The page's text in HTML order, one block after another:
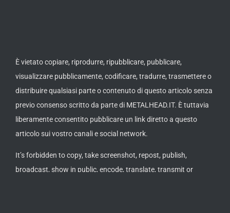
È vietato copiare, riprodurre, ripubblicare, pubblicare,
visualizzare pubblicamente, codificare, tradurre, trasmettere o
distribuire qualsiasi parte o contenuto di questo articolo senza
previo consenso scritto da parte di METALHEAD.IT. È tuttavia
liberamente consentito pubblicare un link diretto a questo
articolo sui vostro canali e social network.
It’s forbidden to copy, take screenshot, repost, publish,
broadcast, show in public, encode, translate, transmit or